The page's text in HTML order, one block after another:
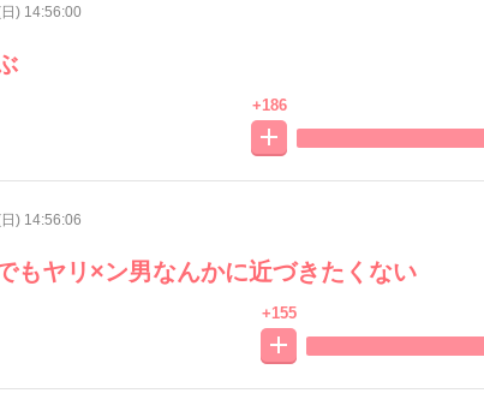
) 14:56:00
+186
) 14:56:06
もヤリ×ン男なんかに近づきたくない
+155